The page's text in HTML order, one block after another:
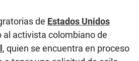
de Estados Unidos
activista colombiano de
, quien se encuentra en proceso